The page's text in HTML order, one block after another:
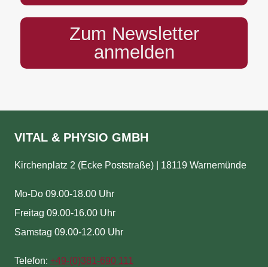
Zum Newsletter
anmelden
VITAL & PHYSIO GMBH
Kirchenplatz 2 (Ecke Poststraße) | 18119 Warnemünde
Mo-Do 09.00-18.00 Uhr
Freitag 09.00-16.00 Uhr
Samstag 09.00-12.00 Uhr
Telefon: +49-(0)381-690 111